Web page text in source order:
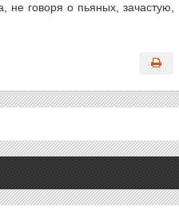
не говоря о пьяных, зачастую,